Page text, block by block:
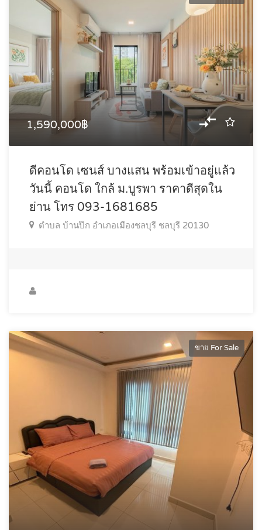
1,590,000฿
ดีคอนโด เซนส์ บางแสน พร้อมเข้าอยู่แล้ว
วันนี้ คอนโด ใกล้ ม.บูรพา ราคาดีสุดใน
ย่าน โทร 093-1681685
ตำบล บ้านปึก อำเภอเมืองชลบุรี ชลบุรี 20130
ขาย For Sale